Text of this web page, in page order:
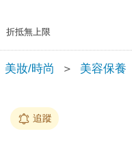
折抵無上限
美妝/時尚 ＞ 美容保養
追蹤